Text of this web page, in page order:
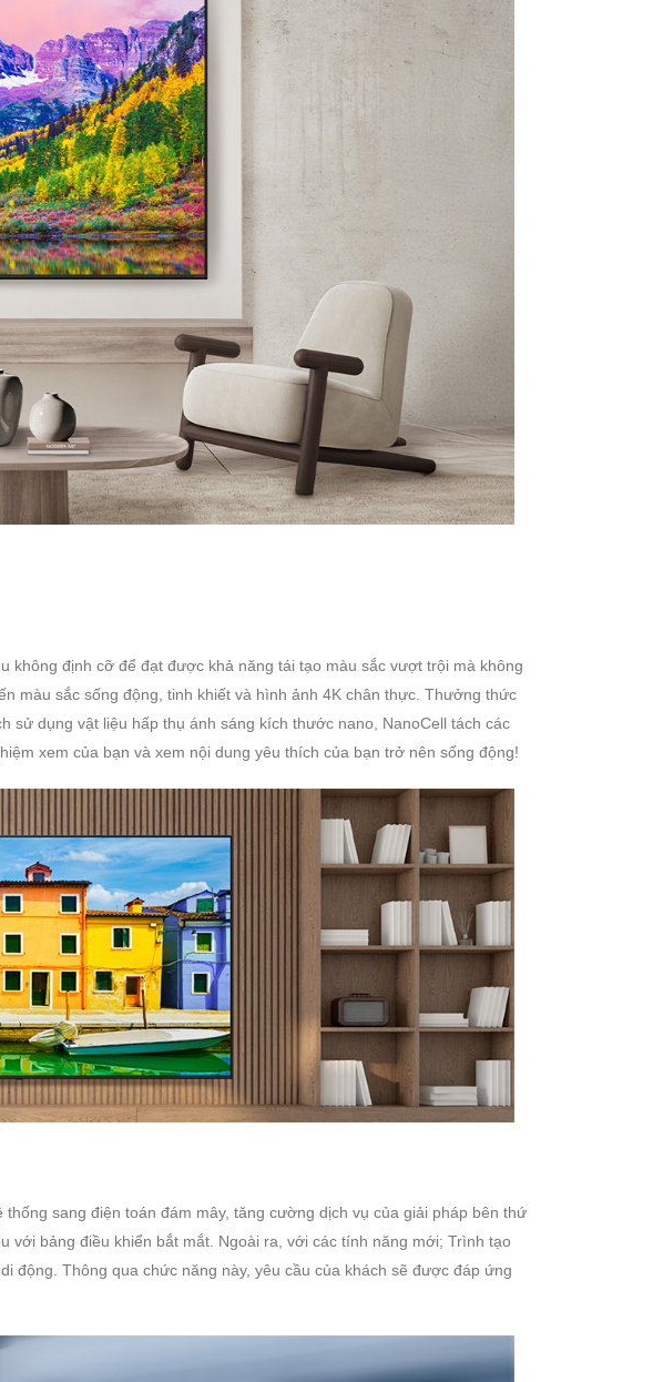
không định cỡ để đạt được khả năng tái tạo màu sắc vượt trội mà không
màu sắc sống động, tinh khiết và hình ảnh 4K chân thực. Thưởng thức
dụng vật liệu hấp thụ ánh sáng kích thước nano, NanoCell tách các
xem của bạn và xem nội dung yêu thích của bạn trở nên sống động!
sang điện toán đám mây, tăng cường dịch vụ của giải pháp bên thứ
với bảng điều khiển bắt mắt. Ngoài ra, với các tính năng mới; Trình tạo
động. Thông qua chức năng này, yêu cầu của khách sẽ được đáp ứng